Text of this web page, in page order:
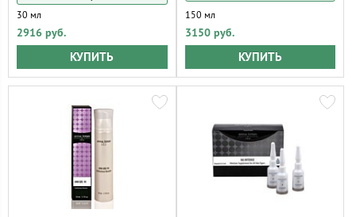
30 мл
2916 руб.
КУПИТЬ
150 мл
3150 руб.
КУПИТЬ